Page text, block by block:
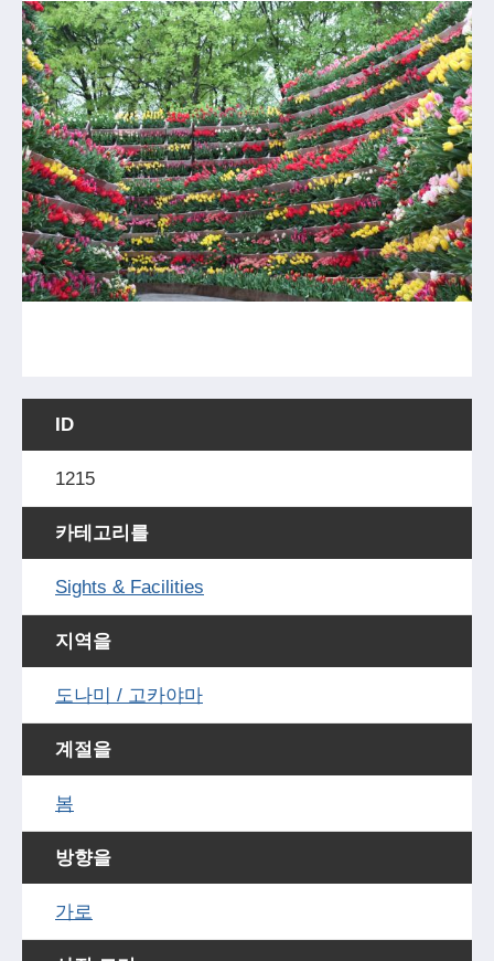
ID
1215
카테고리를
Sights & Facilities
지역을
도나미 / 고카야마
계절을
봄
방향을
가로